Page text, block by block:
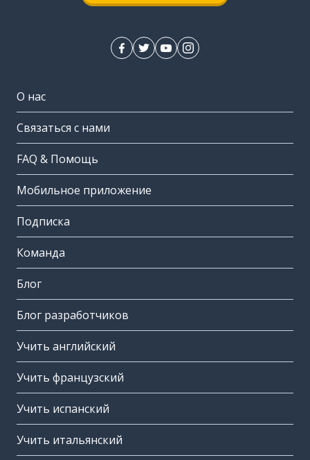
О нас
Связаться с нами
FAQ & Помощь
Мобильное приложение
Подписка
Команда
Блог
Блог разработчиков
Учить английский
Учить французский
Учить испанский
Учить итальянский